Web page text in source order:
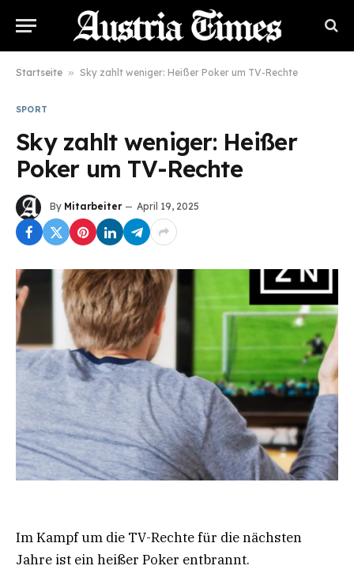
Startseite » Sky zahlt weniger: Heißer Poker um TV-Rechte
SPORT
Sky zahlt weniger: Heißer
Poker um TV-Rechte
By Mitarbeiter April 19, 2025
Im Kampf um die TV-Rechte für die nächsten
Jahre ist ein heißer Poker entbrannt.